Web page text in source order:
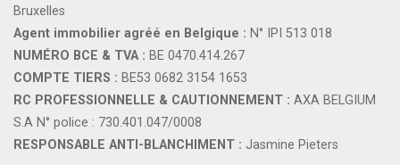
Bruxelles
Agent immobilier agréé en Belgique : N° IPI 513 018
NUMÉRO BCE & TVA : BE 0470.414.267
COMPTE TIERS : BE53 0682 3154 1653
RC PROFESSIONNELLE & CAUTIONNEMENT : AXA BELGIUM
S.A N° police : 730.401.047/0008
RESPONSABLE ANTI-BLANCHIMENT : Jasmine Pieters